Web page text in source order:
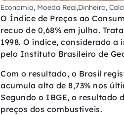
Economia, Moeda Real,Dinheiro,
O Índice de Preços ao
recuo de 0,68% em julho.
1998. O índice, considerado
pelo Instituto Brasileiro de
Com o resultado, o Brasil
acumula alta de 8,73% nos
Segundo o IBGE, o resultado
preços dos combustíveis.